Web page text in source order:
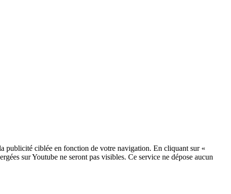
publicité ciblée en fonction de votre navigation. En cliquant sur «
sur Youtube ne seront pas visibles. Ce service ne dépose aucun